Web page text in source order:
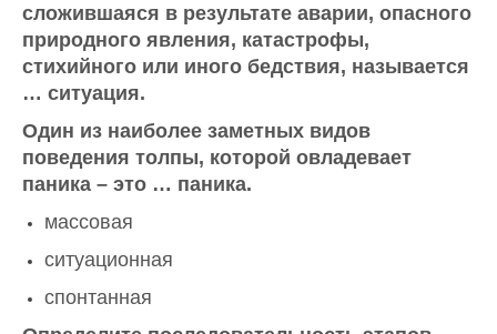
сложившаяся в результате аварии, опасного
природного явления, катастрофы,
стихийного или иного бедствия, называется
… ситуация.
Один из наиболее заметных видов
поведения толпы, которой овладевает
паника – это … паника.
массовая
ситуационная
спонтанная